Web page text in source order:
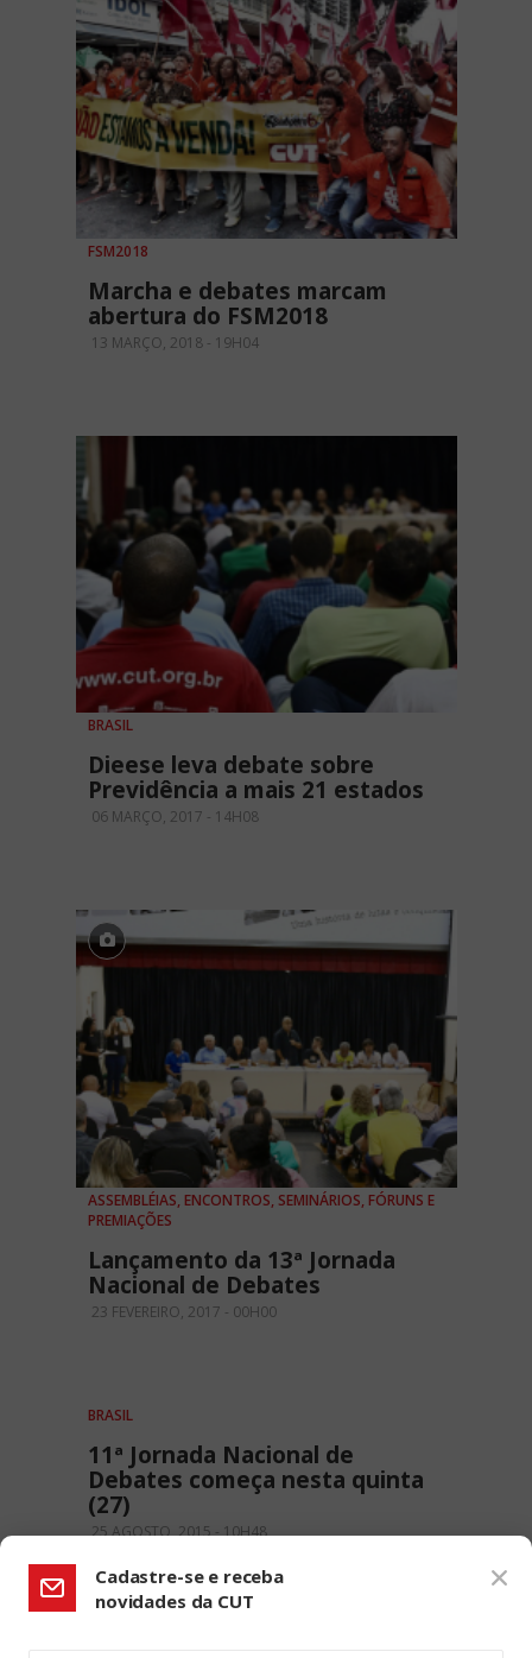
FSM2018
Marcha e debates marcam
abertura do FSM2018
13 MARÇO, 2018 - 19H04
BRASIL
Dieese leva debate sobre
Previdência a mais 21 estados
06 MARÇO, 2017 - 14H08
ASSEMBLÉIAS, ENCONTROS, SEMINÁRIOS, FÓRUNS E
PREMIAÇÕES
Lançamento da 13ª Jornada
Nacional de Debates
23 FEVEREIRO, 2017 - 00H00
BRASIL
11ª Jornada Nacional de
Debates começa nesta quinta
(27)
25 AGOSTO, 2015 - 10H48
Cadastre-se e receba
novidades da CUT